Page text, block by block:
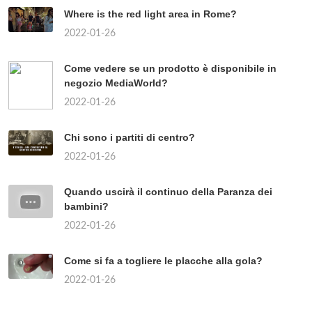
Where is the red light area in Rome?
2022-01-26
Come vedere se un prodotto è disponibile in
negozio MediaWorld?
2022-01-26
Chi sono i partiti di centro?
2022-01-26
Quando uscirà il continuo della Paranza dei
bambini?
2022-01-26
Come si fa a togliere le placche alla gola?
2022-01-26